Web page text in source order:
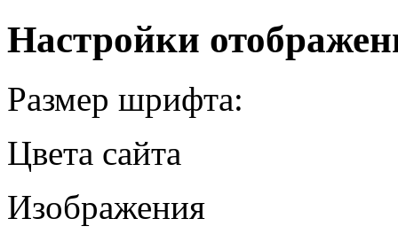
Настройки
Размер шрифта:
Цвета сайта
Изображения